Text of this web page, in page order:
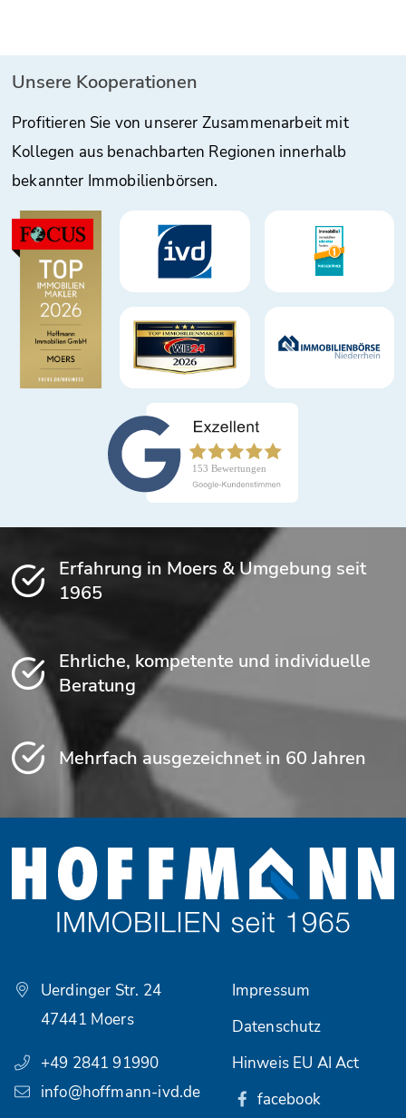
Unsere Kooperationen
Profitieren Sie von unserer Zusammenarbeit mit
Kollegen aus benachbarten Regionen innerhalb
bekannter Immobilienbörsen.
Erfahrung in Moers & Umgebung seit
1965
Ehrliche, kompetente und individuelle
Beratung
Mehrfach ausgezeichnet in 60 Jahren
Uerdinger Str. 24
47441 Moers
+49 2841 91990
info@hoffmann-ivd.de
Impressum
Datenschutz
Hinweis EU AI Act
facebook